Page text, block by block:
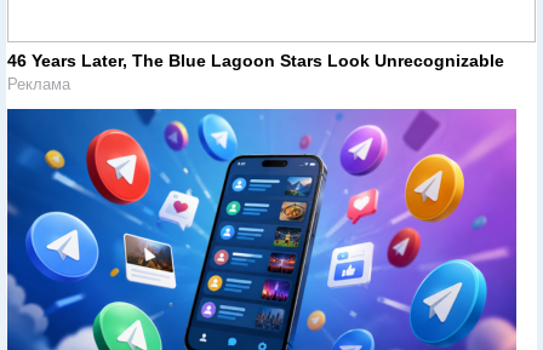
46 Years Later, The Blue Lagoon Stars Look Unrecognizable
Реклама